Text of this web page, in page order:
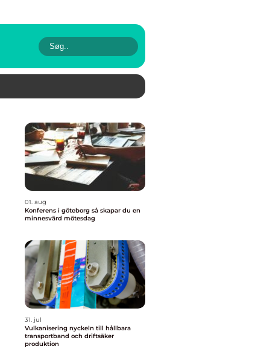
01. aug
Konferens i göteborg så skapar du en
minnesvärd mötesdag
31. jul
Vulkanisering nyckeln till hållbara
transportband och driftsäker
produktion